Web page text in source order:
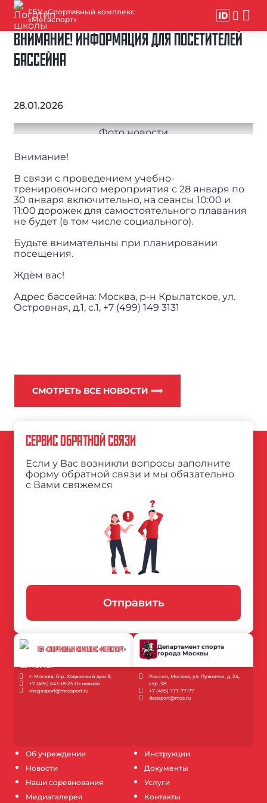
ГБУ «Спортивный комплекс
«Мегаспорт»
ВНИМАНИЕ! ИНФОРМАЦИЯ ДЛЯ ПОСЕТИТЕЛЕЙ
БАССЕЙНА
28.01.2026
Внимание!
В связи с проведением учебно-
тренировочного мероприятия с 28 января по
30 января включительно, на сеансы 10:00 и
11:00 дорожек для самостоятельного плавания
не будет (в том числе социального).
Будьте внимательны при планировании
посещения.
Ждём вас!
Адрес бассейна: Москва, р-н Крылатское, ул.
Островная, д.1, с.1, +7 (499) 149 3131
СМОТРЕТЬ ВСЕ НОВОСТИ ⟹
Об учреждении
Новости
Наши соревнования
Медиагалерея
Инструкции
Документы
Услуги
Контакты
СЕРВИС ОБРАТНОЙ СВЯЗИ
Если у Вас возникли вопросы заполните
форму обратной связи и мы обязательно
с Вами свяжемся
Отправить
ГБУ «СПОРТИВНЫЙ КОМПЛЕКС «МЕГАСПОРТ»
г. Москва, б-р. Ходынский дом 3;
+7 (495) 643-18-25 Основной
megasport@mossport.ru
Департамент спорта
города Москвы
Россия, Москва, ул. Лужники, д. 24,
стр. 38
+7 (495) 777-77-77
depsport@mos.ru